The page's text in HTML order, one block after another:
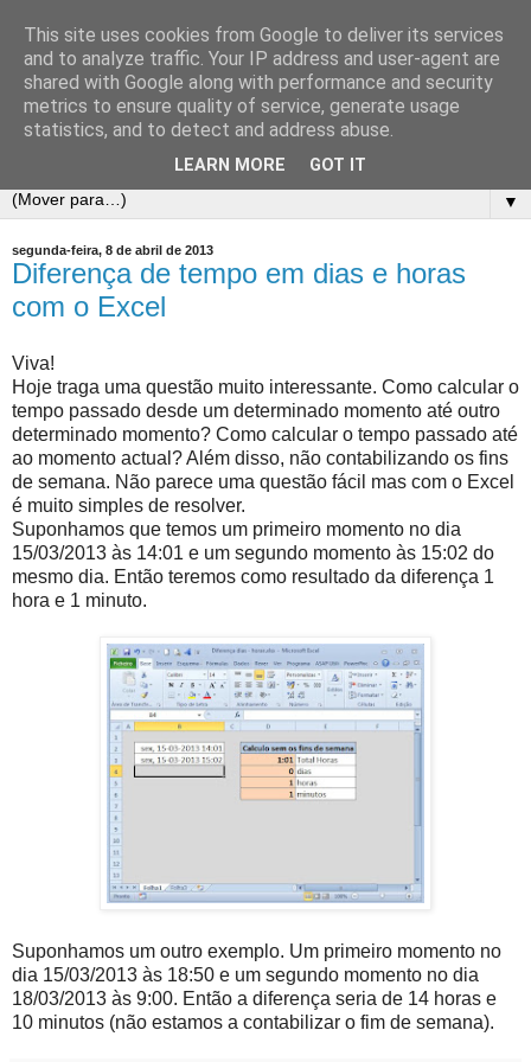
E-Dicas
Muitas Dicas Online e Tutoriais de Informática. Em especial
de EXCEL!
▼
segunda-feira, 8 de abril de 2013
Diferença de tempo em dias e horas
com o Excel
Viva!
Hoje traga uma questão muito interessante. Como calcular o
tempo passado desde um determinado momento até outro
determinado momento? Como calcular o tempo passado até
ao momento actual? Além disso, não contabilizando os fins
de semana. Não parece uma questão fácil mas com o Excel
é muito simples de resolver.
Suponhamos que temos um primeiro momento no dia
15/03/2013 às 14:01 e um segundo momento às 15:02 do
mesmo dia. Então teremos como resultado da diferença 1
hora e 1 minuto.
Suponhamos um outro exemplo. Um primeiro momento no
dia 15/03/2013 às 18:50 e um segundo momento no dia
18/03/2013 às 9:00. Então a diferença seria de 14 horas e
10 minutos (não estamos a contabilizar o fim de semana).
This site uses cookies from Google to deliver its services
and to analyze traffic. Your IP address and user-agent are
shared with Google along with performance and security
metrics to ensure quality of service, generate usage
statistics, and to detect and address abuse.
LEARN MORE GOT IT